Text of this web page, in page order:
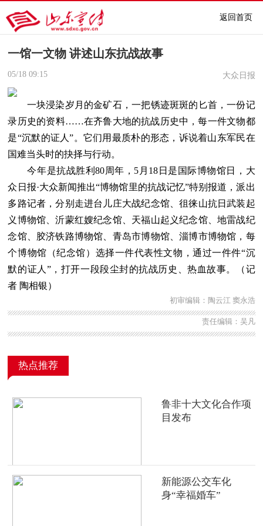
返回首页
一馆一文物 讲述山东抗战故事
05/18 09:15 大众日报
一块浸染岁月的金矿石，一把锈迹斑斑的匕首，一份记
录历史的资料……在齐鲁大地的抗战历史中，每一件文物都
是“沉默的证人”。它们用最质朴的形态，诉说着山东军民在
国难当头时的抉择与行动。
今年是抗战胜利80周年，5月18日是国际博物馆日，大
众日报·大众新闻推出“博物馆里的抗战记忆”特别报道，派出
多路记者，分别走进台儿庄大战纪念馆、徂徕山抗日武装起
义博物馆、沂蒙红嫂纪念馆、天福山起义纪念馆、地雷战纪
念馆、胶济铁路博物馆、青岛市博物馆、淄博市博物馆，每
个博物馆（纪念馆）选择一件代表性文物，通过一件件“沉
默的证人”，打开一段段尘封的抗战历史、热血故事。（记
者 陶相银）
初审编辑：陶云江 窦永浩
责任编辑：吴凡
热点推荐
鲁非十大文化合作项
目发布
新能源公交车化
身“幸福婚车”